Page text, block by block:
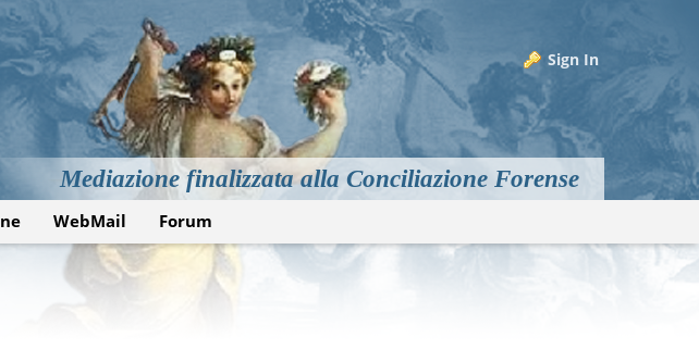
Sign In
Mediazione finalizzata alla Conciliazione Forense
WebMail Forum